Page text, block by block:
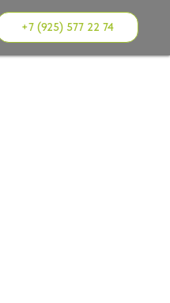
+7 (925) 577 22 74